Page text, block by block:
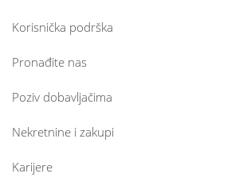
Korisnička podrška
Pronađite nas
Poziv dobavljačima
Nekretnine i zakupi
Karijere